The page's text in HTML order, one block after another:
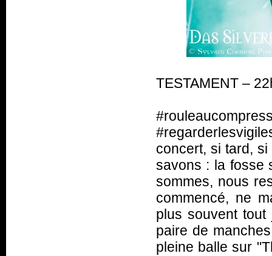
TESTAMENT –
concert, si tard,
savons : la fosse
sommes, nous
commencé, ne
plus souvent
paire de
pleine balle sur